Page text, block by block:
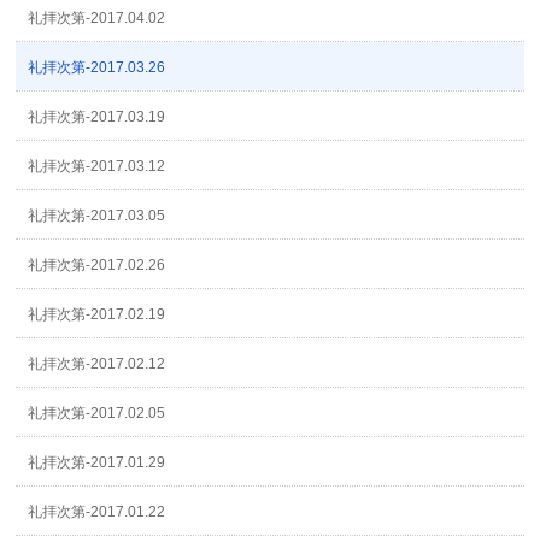
礼拝次第-2017.04.02
礼拝次第-2017.03.26
礼拝次第-2017.03.19
礼拝次第-2017.03.12
礼拝次第-2017.03.05
礼拝次第-2017.02.26
礼拝次第-2017.02.19
礼拝次第-2017.02.12
礼拝次第-2017.02.05
礼拝次第-2017.01.29
礼拝次第-2017.01.22